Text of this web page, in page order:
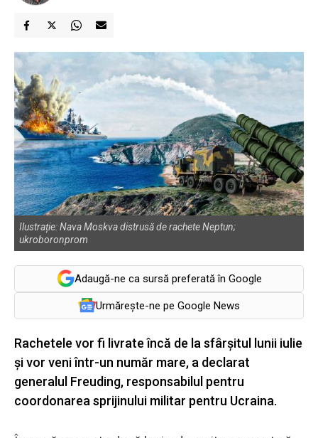
Ilustrație: Nava Moskva distrusă de rachete Neptun;
ukroboronprom
Adaugă-ne ca sursă preferată în Google
Urmărește-ne pe Google News
Rachetele vor fi livrate încă de la sfârșitul lunii iulie
și vor veni într-un număr mare, a declarat
generalul Freuding, responsabilul pentru
coordonarea sprijinului militar pentru Ucraina.